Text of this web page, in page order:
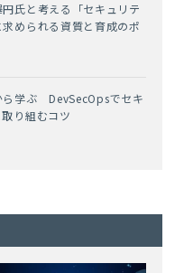
円氏と考える「セキュリテ
求められる資質と育成のポ
ら学ぶ DevSecOpsでセキ
り組むコツ